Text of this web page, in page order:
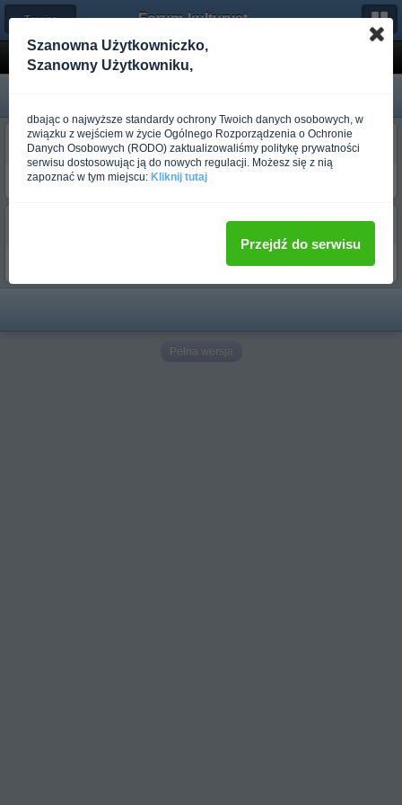
← Trening dla początkujących Forum-kulturystyka.pl
Jaki plan treningowy?
Mefi
Ponad rok temu
jak najlepiej podzielic 4 dni na siłowni partie mięśniowe jak łączyć itp
Klatka + Biceps Nogi Barki + Triceps Plecy
Pełna wersja
Szanowna Użytkowniczko,
Szanowny Użytkowniku,
dbając o najwyższe standardy ochrony Twoich danych osobowych, w
związku z wejściem w życie Ogólnego Rozporządzenia o Ochronie
Danych Osobowych (RODO) zaktualizowaliśmy politykę prywatności
serwisu dostosowując ją do nowych regulacji. Możesz się z nią
zapoznać w tym miejscu: Kliknij tutaj
Przejdź do serwisu